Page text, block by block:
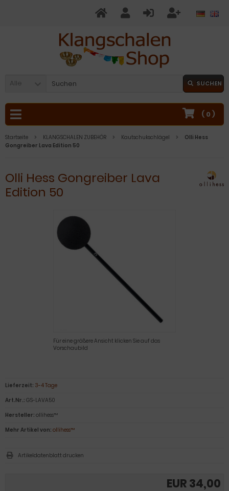
Alle SUCHEN
( 0 )
Startseite KLANGSCHALEN ZUBEHÖR Kautschukschlägel
Olli Hess
Gongreiber Lava Edition 50
Olli Hess Gongreiber Lava
Edition 50
Für eine größere Ansicht klicken Sie auf das
Vorschaubild
EUR 34,00
Lieferzeit: 3-4 Tage
Art.Nr.: GS-LAVA50
Hersteller: ollihess™
Mehr Artikel von: ollihess™
Artikeldatenblatt drucken